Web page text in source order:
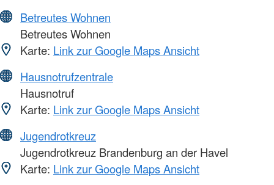
Betreutes Wohnen
Betreutes Wohnen
Karte: Link zur Google Maps Ansicht
Hausnotrufzentrale
Hausnotruf
Karte: Link zur Google Maps Ansicht
Jugendrotkreuz
Jugendrotkreuz Brandenburg an der Havel
Karte: Link zur Google Maps Ansicht